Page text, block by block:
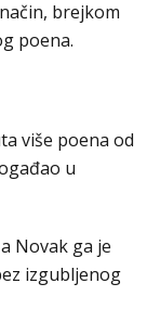
brejkom
poena.
više poena od
u
Novak ga je
izgubljenog